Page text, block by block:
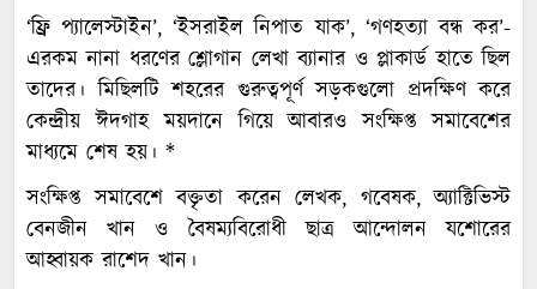
‘ফ্রি প্যালেস্টাইন’, ‘ইসরাইল নিপাত যাক’, ‘গণহত্যা বন্ধ কর’-
এরকম নানা ধরণের শ্লোগান লেখা ব্যানার ও প্লাকার্ড হাতে ছিল
তাদের। মিছিলটি শহরের গুরুত্বপূর্ণ সড়কগুলো প্রদক্ষিণ করে
কেন্দ্রীয় ঈদগাহ ময়দানে গিয়ে আবারও সংক্ষিপ্ত সমাবেশের
মাধ্যমে শেষ হয়। *
সংক্ষিপ্ত সমাবেশে বক্তৃতা করেন লেখক, গবেষক, অ্যাক্টিভিস্ট
বেনজীন খান ও বৈষম্যবিরোধী ছাত্র আন্দোলন যশোরের
আহ্বায়ক রাশেদ খান।